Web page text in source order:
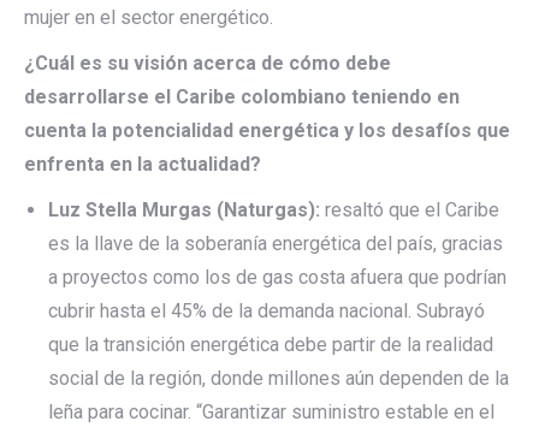
mujer en el sector energético.
¿Cuál es su visión acerca de cómo debe
desarrollarse el Caribe colombiano teniendo en
cuenta la potencialidad energética y los desafíos que
enfrenta en la actualidad?
Luz Stella Murgas (Naturgas): resaltó que el Caribe
es la llave de la soberanía energética del país, gracias
a proyectos como los de gas costa afuera que podrían
cubrir hasta el 45% de la demanda nacional. Subrayó
que la transición energética debe partir de la realidad
social de la región, donde millones aún dependen de la
leña para cocinar. “Garantizar suministro estable en el